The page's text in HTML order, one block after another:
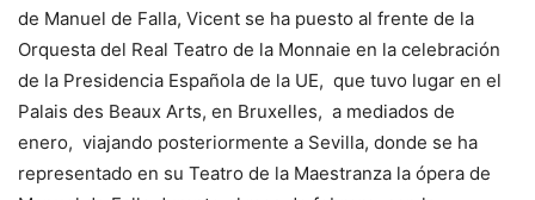
de Manuel de Falla, Vicent se ha puesto al frente de la
Orquesta del Real Teatro de la Monnaie en la celebración
de la Presidencia Española de la UE, que tuvo lugar en el
Palais des Beaux Arts, en Bruxelles, a mediados de
enero, viajando posteriormente a Sevilla, donde se ha
representado en su Teatro de la Maestranza la ópera de